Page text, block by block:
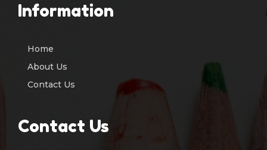
Information
Home
About Us
Contact Us
Contact Us